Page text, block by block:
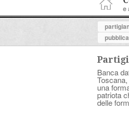
e
Banca
una
patriota
delle